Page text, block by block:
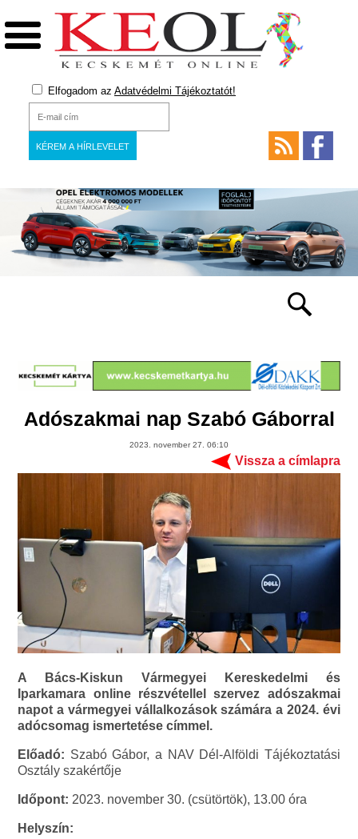
Elfogadom az Adatvédelmi Tájékoztatót!
Adószakmai nap Szabó Gáborral
2023. november 27. 06:10
Vissza a címlapra
A Bács-Kiskun Vármegyei Kereskedelmi és
Iparkamara online részvétellel szervez adószakmai
napot a vármegyei vállalkozások számára a 2024. évi
adócsomag ismertetése címmel.
Előadó: Szabó Gábor, a NAV Dél-Alföldi Tájékoztatási
Osztály szakértője
Időpont: 2023. november 30. (csütörtök), 13.00 óra
Helyszín: